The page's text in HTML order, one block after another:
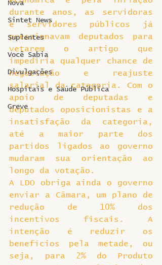
Nova
Sintet News
Suplentes
Você Sabia
Divulgações
Hospitais e Saúde Pública
Greve
durante anos, as servidoras
e servidores públicos já
pressionavam deputados para
vetarem o artigo que
impediria qualquer chance de
negociação e reajuste
salarial da categoria. Com o
apoio de deputadas e
deputados oposicionistas e a
insatisfação da categoria,
até a maior parte dos
partidos ligados ao governo
mudaram sua orientação ao
longo da votação.
A LDO obriga ainda o governo
enviar a Câmara, um plano de
redução de 10% dos
incentivos fiscais. A
intenção é reduzir os
benefícios pela metade, ou
seja, para 2% do Produto